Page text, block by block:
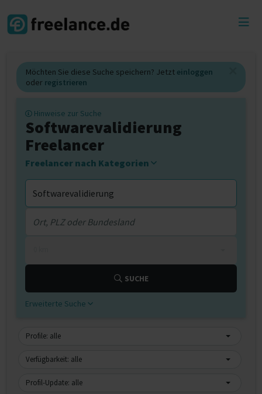
Möchten Sie diese Suche speichern? Jetzt einloggen
oder registrieren
Hinweise zur Suche
Softwarevalidierung
Freelancer
Freelancer nach Kategorien
SUCHE
Erweiterte Suche
Profile: alle
Verfügbarkeit: alle
Profil-Update: alle